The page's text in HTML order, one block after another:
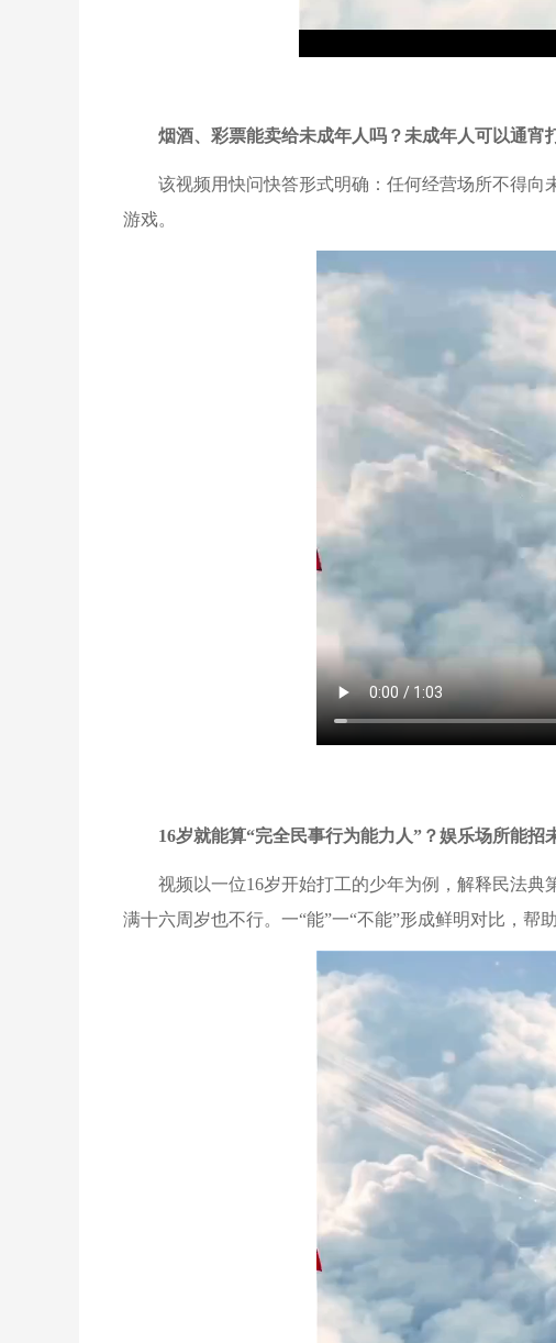
烟酒、彩票能卖给未成年人吗？未成年人可以通宵
该视频用快问快答形式明确：任何经营场所不得
游戏。
16岁就能算“完全民事行为能力人”？娱乐场所能招
视频以一位16岁开始打工的少年为例，解释民法
满十六周岁也不行。一“能”一“不能”形成鲜明对比，帮